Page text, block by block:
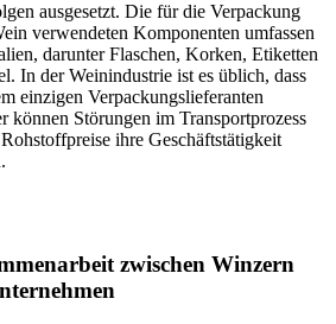
ausgesetzt. Die für die Verpackung
verwendeten Komponenten umfassen
darunter Flaschen, Korken, Etiketten
In der Weinindustrie ist es üblich, dass
einzigen Verpackungslieferanten
können Störungen im Transportprozess
ihre Geschäftstätigkeit
zwischen Winzern